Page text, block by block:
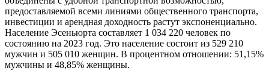
предоставляемой всеми линиями общественного транспорта,
инвестиции и арендная доходность растут экспоненциально.
Население Эсеньюрта составляет 1 034 220 человек по
состоянию на 2023 год. Это население состоит из 529 210
мужчин и 505 010 женщин. В процентном отношении: 51,15%
мужчины и 48,85% женщины.